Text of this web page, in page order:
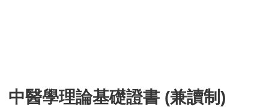
中醫學理論基礎證書 (兼讀制)